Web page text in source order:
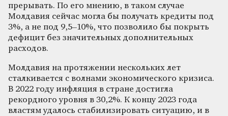
прерывать. По его мнению, в таком случае
Молдавия сейчас могла бы получать кредиты под
3%, а не под 9,5–10%, что позволило бы покрыть
дефицит без значительных дополнительных
расходов.
Молдавия на протяжении нескольких лет
сталкивается с волнами экономического кризиса.
В 2022 году инфляция в стране достигла
рекордного уровня в 30,2%. К концу 2023 года
властям удалось стабилизировать ситуацию, и в